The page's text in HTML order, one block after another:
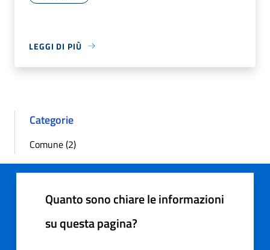
LEGGI DI PIÙ
Categorie
Comune (2)
Quanto sono chiare le informazioni
su questa pagina?